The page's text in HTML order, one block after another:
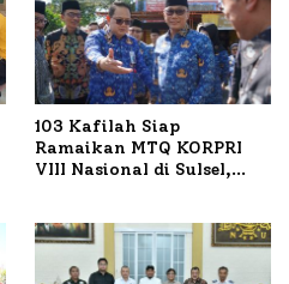
103 Kafilah Siap
Ramaikan MTQ KORPRI
VIII Nasional di Sulsel,